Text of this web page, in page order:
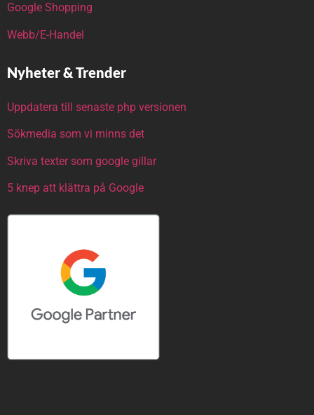
Google Shopping
Webb/E-Handel
Nyheter & Trender
Uppdatera till senaste php versionen
Sökmedia som vi minns det
Skriva texter som google gillar
5 knep att klättra på Google